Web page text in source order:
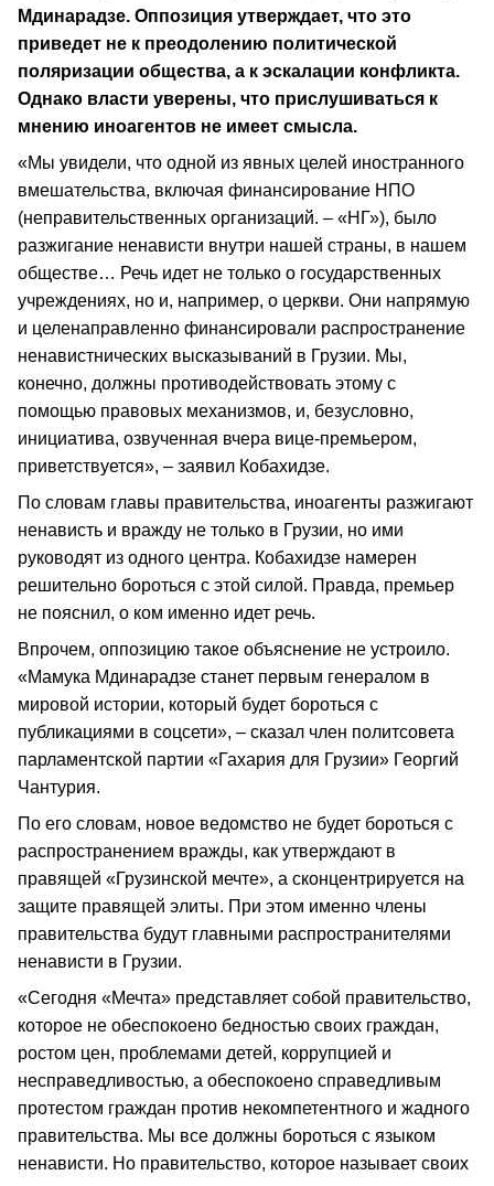
Мдинарадзе. Оппозиция утверждает, что это
приведет не к преодолению политической
поляризации общества, а к эскалации конфликта.
Однако власти уверены, что прислушиваться к
мнению иноагентов не имеет смысла.
«Мы увидели, что одной из явных целей иностранного
вмешательства, включая финансирование НПО
(неправительственных организаций. – «НГ»), было
разжигание ненависти внутри нашей страны, в нашем
обществе… Речь идет не только о государственных
учреждениях, но и, например, о церкви. Они напрямую
и целенаправленно финансировали распространение
ненавистнических высказываний в Грузии. Мы,
конечно, должны противодействовать этому с
помощью правовых механизмов, и, безусловно,
инициатива, озвученная вчера вице-премьером,
приветствуется», – заявил Кобахидзе.
По словам главы правительства, иноагенты разжигают
ненависть и вражду не только в Грузии, но ими
руководят из одного центра. Кобахидзе намерен
решительно бороться с этой силой. Правда, премьер
не пояснил, о ком именно идет речь.
Впрочем, оппозицию такое объяснение не устроило.
«Мамука Мдинарадзе станет первым генералом в
мировой истории, который будет бороться с
публикациями в соцсети», – сказал член политсовета
парламентской партии «Гахария для Грузии» Георгий
Чантурия.
По его словам, новое ведомство не будет бороться с
распространением вражды, как утверждают в
правящей «Грузинской мечте», а сконцентрируется на
защите правящей элиты. При этом именно члены
правительства будут главными распространителями
ненависти в Грузии.
«Сегодня «Мечта» представляет собой правительство,
которое не обеспокоено бедностью своих граждан,
ростом цен, проблемами детей, коррупцией и
несправедливостью, а обеспокоено справедливым
протестом граждан против некомпетентного и жадного
правительства. Мы все должны бороться с языком
ненависти. Но правительство, которое называет своих